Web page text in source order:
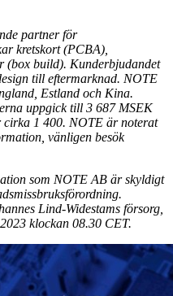
partner för
kretskort (PCBA),
(box build). Kunderbjudandet
till eftermarknad. NOTE
Estland och Kina.
uppgick till 3 687 MSEK
cirka 1 400. NOTE är noterat
vänligen besök
som NOTE AB är skyldigt
Lind-Widestams försorg,
klockan 08.30 CET.